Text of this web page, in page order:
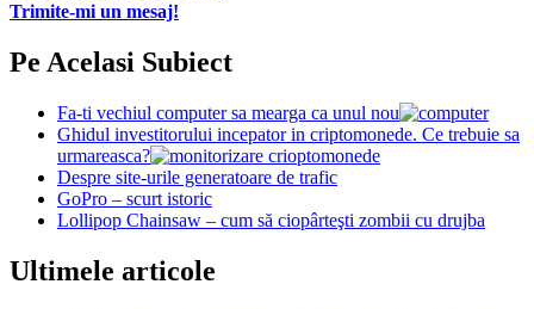
Trimite-mi un mesaj!
Pe Acelasi Subiect
Fa-ti vechiul computer sa mearga ca unul nou
Ghidul investitorului incepator in criptomonede. Ce trebuie sa
urmareasca?
Despre site-urile generatoare de trafic
GoPro – scurt istoric
Lollipop Chainsaw – cum să ciopârteşti zombii cu drujba
Ultimele articole